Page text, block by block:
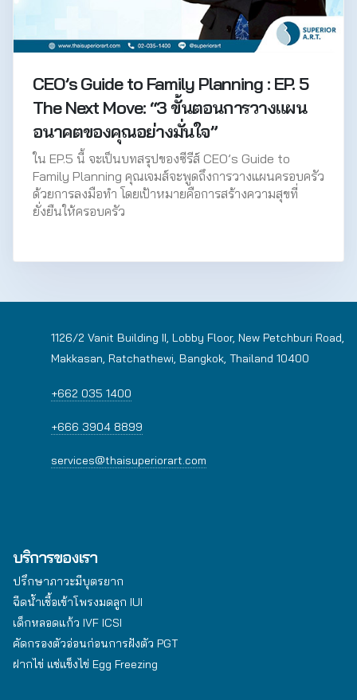
CEO’s Guide to Family Planning : EP. 5
The Next Move: “3 ขั้นตอนการวางแผน
อนาคตของคุณอย่างมั่นใจ”
ใน EP.5 นี้ จะเป็นบทสรุปของซีรีส์ CEO’s Guide to
Family Planning คุณเจมส์จะพูดถึงการวางแผนครอบครัว
ด้วยการลงมือทำ โดยเป้าหมายคือการสร้างความสุขที่
ยั่งยืนให้ครอบครัว
1126/2 Vanit Building II, Lobby Floor, New Petchburi Road,
Makkasan, Ratchathewi, Bangkok, Thailand 10400
+662 035 1400
+666 3904 8899
services@thaisuperiorart.com
บริการของเรา
ปรึกษาภาวะมีบุตรยาก
ฉีดน้ำเชื้อเข้าโพรงมดลูก IUI
เด็กหลอดแก้ว IVF ICSI
คัดกรองตัวอ่อนก่อนการฝังตัว PGT
ฝากไข่ แช่แข็งไข่ Egg Freezing